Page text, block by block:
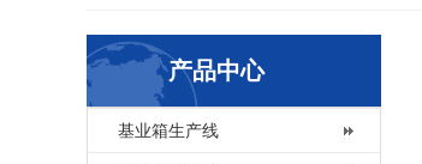
产品中心
基业箱生产线